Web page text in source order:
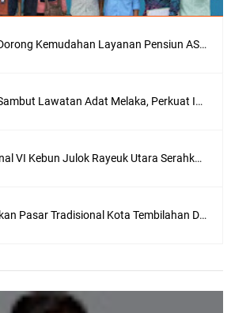
Bupati Asmar Dorong Kemudahan Layanan Pensiun ASN melalui Sinergi dengan BRK Syariah
Bupati Asmar Sambut Lawatan Adat Melaka, Perkuat Ikatan Serumpun Indonesia–Malaysia di Kepulauan Meranti
PTPN IV Regional VI Kebun Julok Rayeuk Utara Serahkan Bantuan Mesin Genset untuk Dayah Darul Fata
Warga di Kejutkan Pasar Tradisional Kota Tembilahan Dilalap Api Dini Hari